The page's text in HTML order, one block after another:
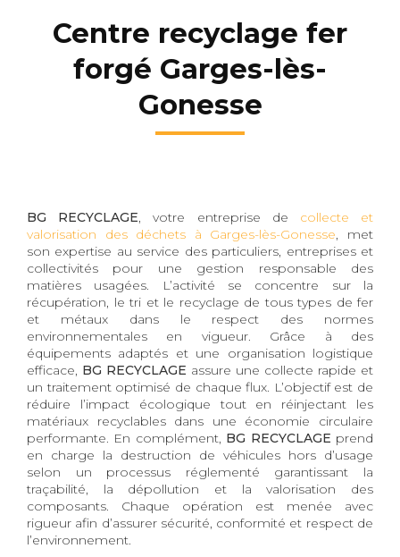
Centre recyclage fer
forgé Garges-lès-
Gonesse
BG RECYCLAGE, votre entreprise de collecte et
valorisation des déchets à Garges-lès-Gonesse, met
son expertise au service des particuliers, entreprises et
collectivités pour une gestion responsable des
matières usagées. L’activité se concentre sur la
récupération, le tri et le recyclage de tous types de fer
et métaux dans le respect des normes
environnementales en vigueur. Grâce à des
équipements adaptés et une organisation logistique
efficace, BG RECYCLAGE assure une collecte rapide et
un traitement optimisé de chaque flux. L’objectif est de
réduire l’impact écologique tout en réinjectant les
matériaux recyclables dans une économie circulaire
performante. En complément, BG RECYCLAGE prend
en charge la destruction de véhicules hors d’usage
selon un processus réglementé garantissant la
traçabilité, la dépollution et la valorisation des
composants. Chaque opération est menée avec
rigueur afin d’assurer sécurité, conformité et respect de
l’environnement.